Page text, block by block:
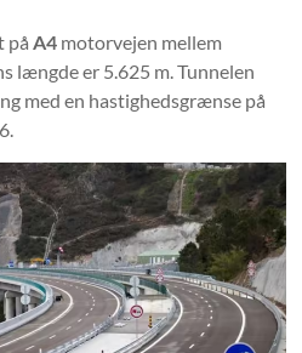
på A4 motorvejen mellem
længde er 5.625 m. Tunnelen
med en hastighedsgrænse på